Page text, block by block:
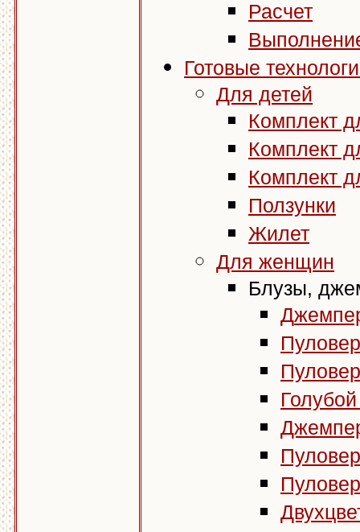
Расчет
Готовые
Для детей
Комплект
Комплект
Комплект
Ползунки
Жилет
Для женщин
Блузы,
Д